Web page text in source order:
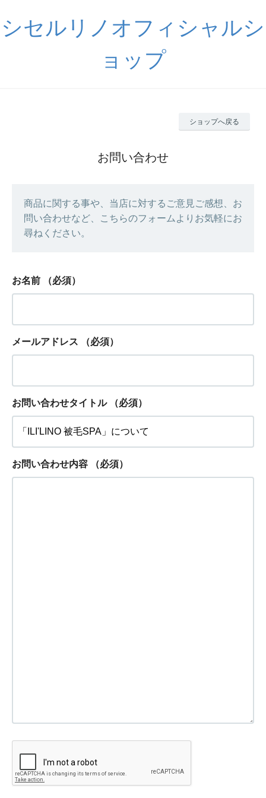
シセルリノオフィシャルシ
ョップ
ショップへ戻る
お問い合わせ
商品に関する事や、当店に対するご意見ご感想、お
問い合わせなど、こちらのフォームよりお気軽にお
尋ねください。
お名前 （必須）
メールアドレス （必須）
お問い合わせタイトル （必須）
お問い合わせ内容 （必須）